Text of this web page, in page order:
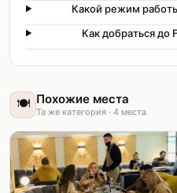
Какой режим
Как добраться до
🍽️ Похожие места
Та же категория · 4 места